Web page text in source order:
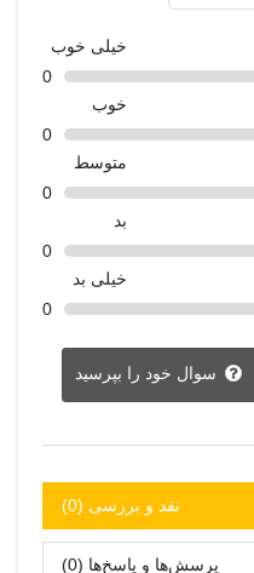
خیلی خوب
0
خوب
0
متوسط
0
بد
0
خیلی بد
0
سوال خود را بپرسید
نقد و بررسی‌‌ (0)
پرسش‌ها و پاسخ‌ها (0)